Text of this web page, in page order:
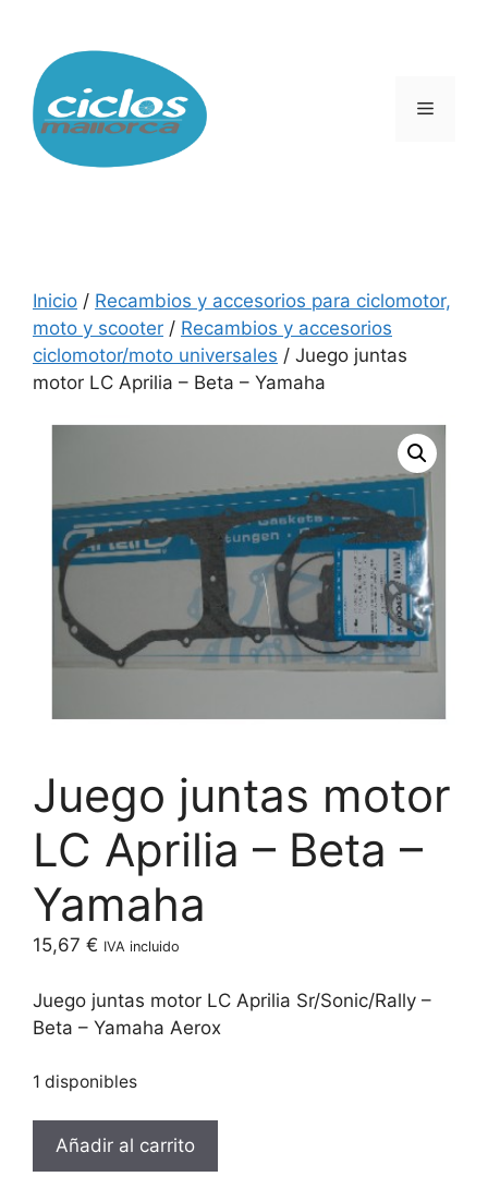
contenido
Menú
Inicio / Recambios y accesorios para ciclomotor,
moto y scooter / Recambios y accesorios
ciclomotor/moto universales / Juego juntas
motor LC Aprilia – Beta – Yamaha
Juego juntas motor
LC Aprilia – Beta –
Yamaha
15,67 € IVA incluido
Juego juntas motor LC Aprilia Sr/Sonic/Rally –
Beta – Yamaha Aerox
1 disponibles
juntas
Añadir al carrito